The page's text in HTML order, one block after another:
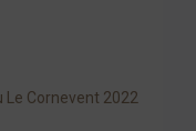
Le Cornevent 2022